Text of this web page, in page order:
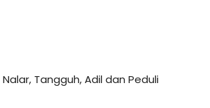
Tangguh, Adil dan Peduli